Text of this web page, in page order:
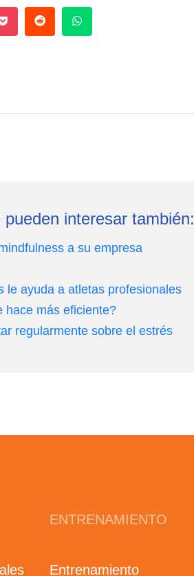
interesar también:
a su empresa
le ayuda a atletas profesionales
hace más eficiente?
regularmente sobre el estrés
ENTRENAMIENTO
Entrenamiento